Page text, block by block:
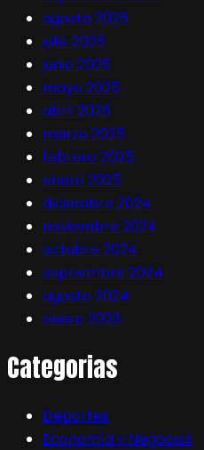
agosto 2025
julio 2025
junio 2025
mayo 2025
abril 2025
marzo 2025
febrero 2025
enero 2025
diciembre 2024
noviembre 2024
octubre 2024
septiembre 2024
agosto 2024
enero 2023
Categorias
Deportes
Economía y Negocios